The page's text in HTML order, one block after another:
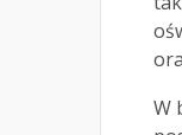
W